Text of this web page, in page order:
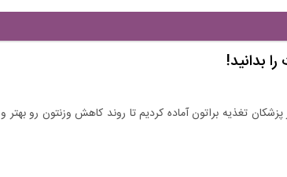
بدانید!
تغذیه براتون آماده کردیم تا روند کاهش وزنتون رو بهتر و